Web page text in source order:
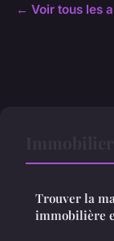
← Voir tous les
Trouver la
immobilière